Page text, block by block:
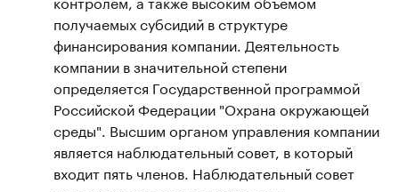
получаемых субсидий в структуре
финансирования компании. Деятельность
компании в значительной степени
определяется Государственной программой
Российской Федерации "Охрана окружающей
среды". Высшим органом управления компании
является наблюдательный совет, в который
входит пять членов. Наблюдательный совет